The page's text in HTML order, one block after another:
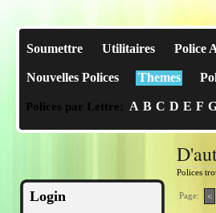
Soumettre Utilitaires Police
Nouvelles Polices Themes
Polices par Lettre: A B C D E F
Login
Polices
Page: <